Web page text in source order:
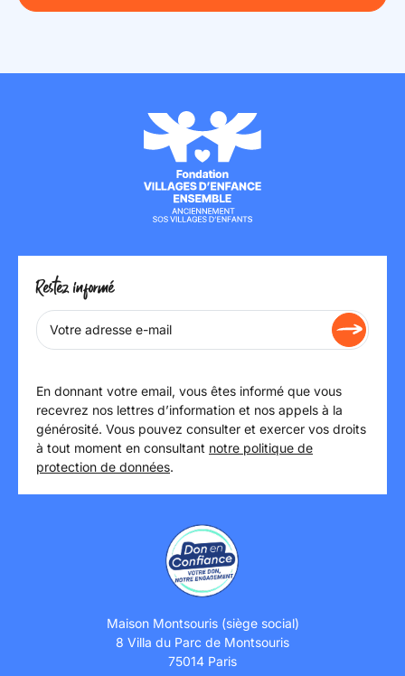
Restez informé
En donnant votre email, vous êtes informé que vous
recevrez nos lettres d’information et nos appels à la
générosité. Vous pouvez consulter et exercer vos droits
à tout moment en consultant notre politique de
protection de données.
Maison Montsouris (siège social)
8 Villa du Parc de Montsouris
75014 Paris